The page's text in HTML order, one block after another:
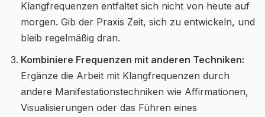
Klangfrequenzen entfaltet sich nicht von heute auf
morgen. Gib der Praxis Zeit, sich zu entwickeln, und
bleib regelmäßig dran.
Kombiniere Frequenzen mit anderen Techniken:
Ergänze die Arbeit mit Klangfrequenzen durch
andere Manifestationstechniken wie Affirmationen,
Visualisierungen oder das Führen eines